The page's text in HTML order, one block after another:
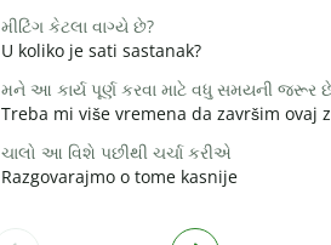
મીટિંગ કેટલા વાગ્યે છે?
U koliko je sati sastanak?
મને આ કાર્ય પૂર્ણ કરવા માટે વધુ સમયની જરૂર
Treba mi više vremena da završim ovaj
ચાલો આ વિશે પછીથી ચર્ચા કરીએ
Razgovarajmo o tome kasnije